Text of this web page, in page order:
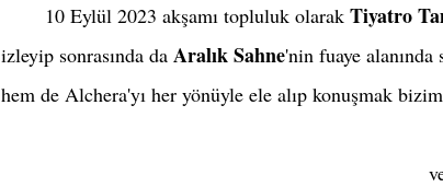
	10 Eylül 2023 akşamı topluluk olarak
Tiyatro
izleyip sonrasında da Aralık Sahne'nin fuaye
hem de Alchera'yı her yönüyle ele alıp konuşmak